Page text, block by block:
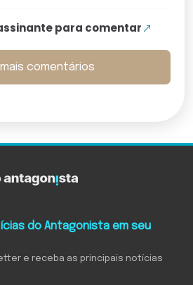
para comentar
mais comentários
do Antagonista em seu
e receba as principais notícias